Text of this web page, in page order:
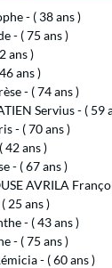
- ( 38 ans )
- ( 75 ans )
ans )
ans )
- ( 74 ans )
Servius - ( 59
- ( 70 ans )
ans )
- ( 67 ans )
AVRILA
25 ans )
- ( 43 ans )
- ( 75 ans )
- ( 60 ans )